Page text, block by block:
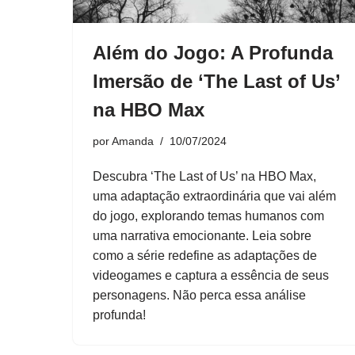
Além do Jogo: A Profunda
Imersão de ‘The Last of Us’
na HBO Max
porAmanda 10/07/2024
Descubra ‘The Last of Us’ na HBO Max,
uma adaptação extraordinária que vai além
do jogo, explorando temas humanos com
uma narrativa emocionante. Leia sobre
como a série redefine as adaptações de
videogames e captura a essência de seus
personagens. Não perca essa análise
profunda!